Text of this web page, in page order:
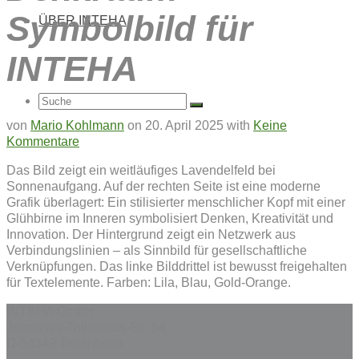
ÜBER INTEHA
Suche
nach:
Symbolbild für
INTEHA
von Mario Kohlmann on 20. April 2025 with Keine
Kommentare
Das Bild zeigt ein weitläufiges Lavendelfeld bei
Sonnenaufgang. Auf der rechten Seite ist eine moderne
Grafik überlagert: Ein stilisierter menschlicher Kopf mit einer
Glühbirne im Inneren symbolisiert Denken, Kreativität und
Innovation. Der Hintergrund zeigt ein Netzwerk aus
Verbindungslinien – als Sinnbild für gesellschaftliche
Verknüpfungen. Das linke Bilddrittel ist bewusst freigehalten
für Textelemente. Farben: Lila, Blau, Gold-Orange.